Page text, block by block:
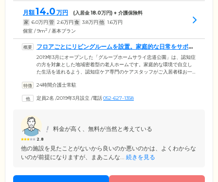
月額14.0 万円 (入居金18.0万円) + 介護保険料
家 6.0万円 管 2.6万円 食 3.8万円 他 1.6万円
個室 / 9m2 / 基本プラン
フロアごとにリビングルームを設置。家庭的な日常をサポー
トしています
2019年3月にオープンした「グループホームサライ忠道公園」は、認知症
の方を対象とした地域密着型の老人ホームです。家庭的な環境で自立し
た生活を送れるよう、認知症ケア専門のケアスタッフがご入居者様お一
し、フロア定員最大9名の少人数グループにて共同生活を営んでいます。
ングには大きな窓があり、中庭の緑を見渡すことができる明るく開放的
24時間介護士常駐
定員2名 /2019年3月設立 /電話052-627-1358
2.8
料金が高く、無料が当然と考えている
他の施設を見たことがないから良いのか悪いのかは、よくわからな
いのが前提になりますが、まあこんな... 続きを見る